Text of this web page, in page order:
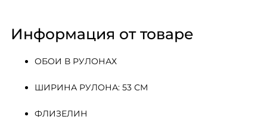
Информация от товаре
ОБОИ В РУЛОНАХ
ШИРИНА РУЛОНА: 53 СМ
ФЛИЗЕЛИН